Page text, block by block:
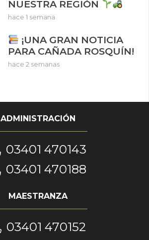
NUESTRA REGIÓN
hace 1 semana
¡UNA GRAN NOTICIA
PARA CAÑADA ROSQUÍN!
hace 2 semanas
ADMINISTRACIÓN
03401 470143
03401 470188
MAESTRANZA
03401 470152